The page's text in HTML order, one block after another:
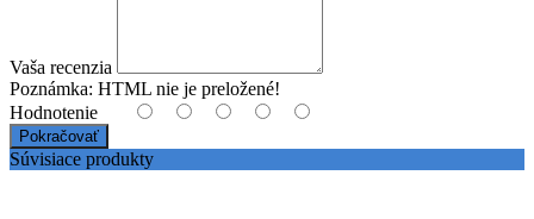
Vaša recenzia
Poznámka: HTML nie je preložené!
Hodnotenie
Pokračovať
Súvisiace produkty